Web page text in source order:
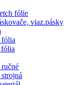
fólie
viaz.pásky
fólia